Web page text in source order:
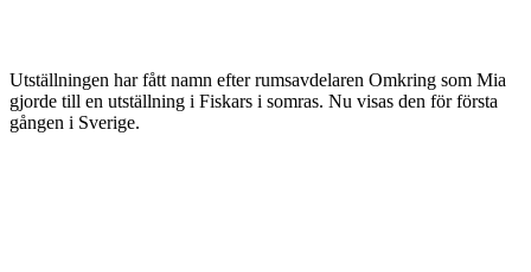
Utställningen har fått namn efter rumsavdelaren Omkring som Mia
gjorde till en utställning i Fiskars i somras. Nu visas den för första
gången i Sverige.